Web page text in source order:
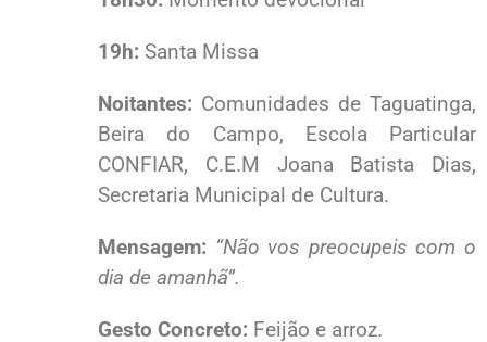
19h: Santa Missa
Noitantes: Comunidades de Taguatinga,
Beira do Campo, Escola Particular
CONFIAR, C.E.M Joana Batista Dias,
Secretaria Municipal de Cultura.
Mensagem: “Não vos preocupeis com o
dia de amanhã”.
Gesto Concreto: Feijão e arroz.